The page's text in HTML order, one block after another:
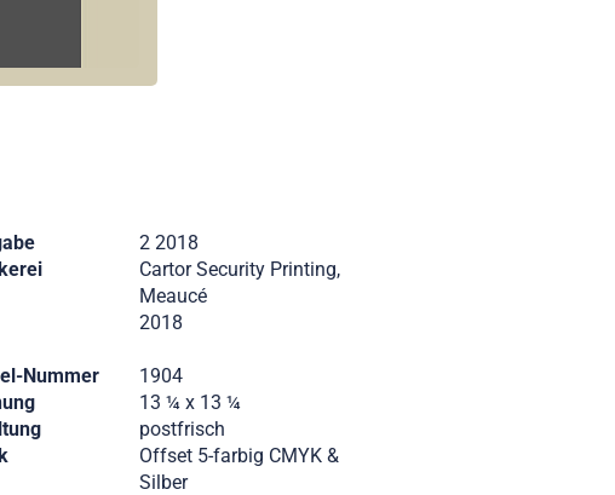
2 2018
Cartor Security Printing,
Meaucé
2018
Nummer
1904
13 ¼ x 13 ¼
postfrisch
Offset 5-farbig CMYK &
Silber